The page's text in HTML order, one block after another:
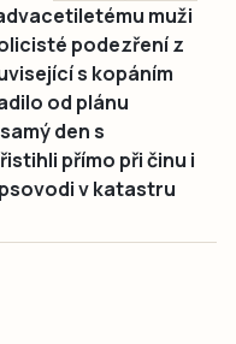
muži
podezření z
s kopáním
od plánu
den s
přímo při činu i
v katastru